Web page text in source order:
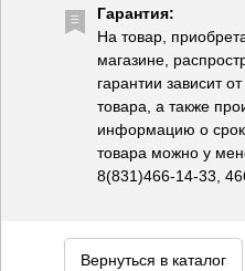
Гарантия:
На товар,
магазине,
гарантии зависит
товара, а также
информацию о
товара можно у
8(831)466-14-33,
Вернуться в каталог